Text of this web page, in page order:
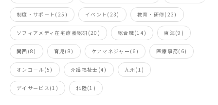
制度・サポート(25) イベント(23) 教育・研修(23)
ソフィアメディ在宅療養総研(20) 総合職(14) 東海(9)
関西(8) 育児(8) ケアマネジャー(6) 医療事務(6)
オンコール(5) 介護福祉士(4) 九州(1)
デイサービス(1) 北陸(1)